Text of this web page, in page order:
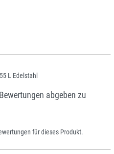
L Edelstahl
abgeben zu
für dieses Produkt.